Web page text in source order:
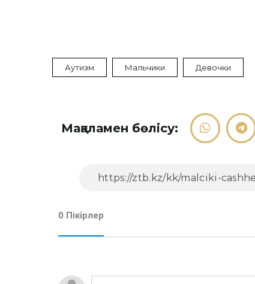
Аутизм Мальчики Девочки
Мақаламен бөлісу:
0 Пікірлер